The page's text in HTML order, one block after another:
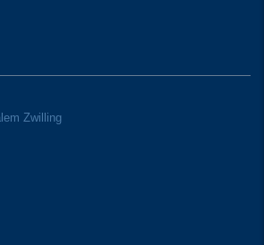
Zwilling